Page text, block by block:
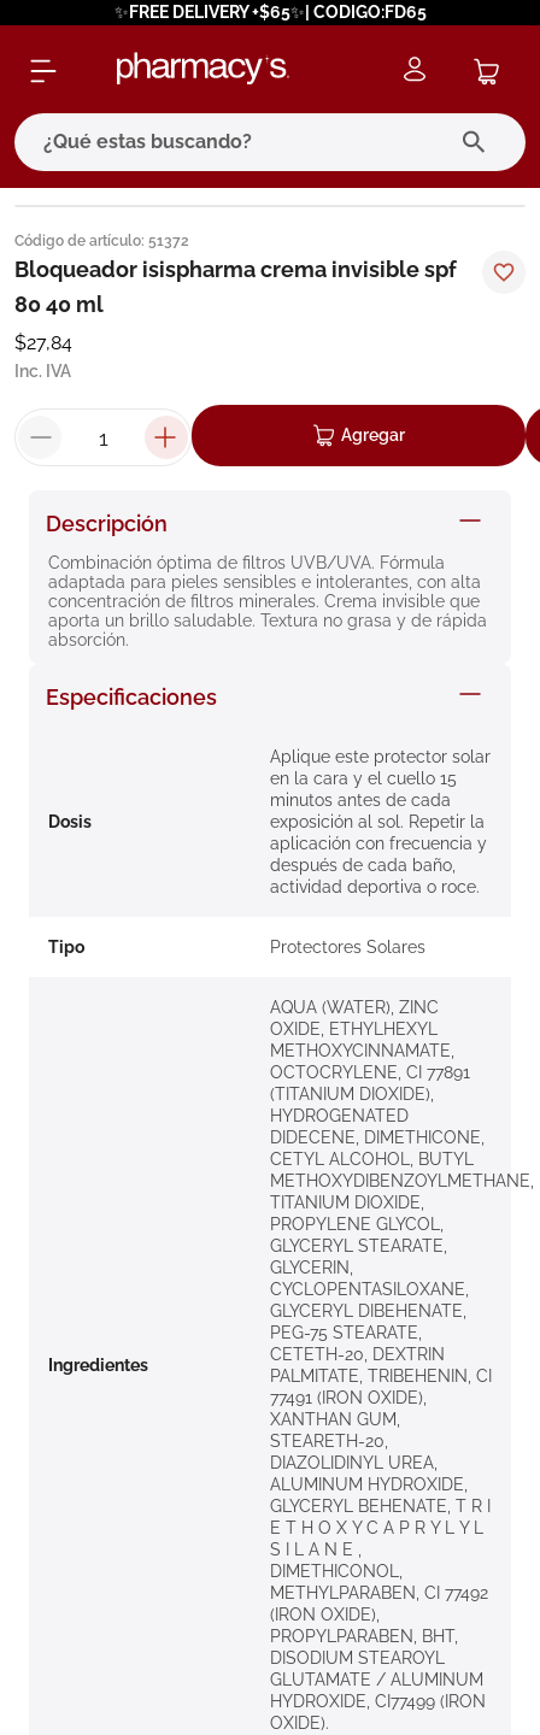
✨FREE DELIVERY +$65✨| CODIGO:FD65
¿Qué estas buscando?
Código de artículo: 51372
Bloqueador isispharma crema invisible spf
80 40 ml
$27,84
Inc. IVA
Agregar
Descripción
Combinación óptima de filtros UVB/UVA. Fórmula
adaptada para pieles sensibles e intolerantes, con alta
concentración de filtros minerales. Crema invisible que
aporta un brillo saludable. Textura no grasa y de rápida
absorción.
Especificaciones
Dosis
Aplique este protector solar
en la cara y el cuello 15
minutos antes de cada
exposición al sol. Repetir la
aplicación con frecuencia y
después de cada baño,
actividad deportiva o roce.
Tipo Protectores Solares
Ingredientes
AQUA (WATER), ZINC
OXIDE, ETHYLHEXYL
METHOXYCINNAMATE,
OCTOCRYLENE, CI 77891
(TITANIUM DIOXIDE),
HYDROGENATED
DIDECENE, DIMETHICONE,
CETYL ALCOHOL, BUTYL
METHOXYDIBENZOYLMETHANE,
TITANIUM DIOXIDE,
PROPYLENE GLYCOL,
GLYCERYL STEARATE,
GLYCERIN,
CYCLOPENTASILOXANE,
GLYCERYL DIBEHENATE,
PEG-75 STEARATE,
CETETH-20, DEXTRIN
PALMITATE, TRIBEHENIN, CI
77491 (IRON OXIDE),
XANTHAN GUM,
STEARETH-20,
DIAZOLIDINYL UREA,
ALUMINUM HYDROXIDE,
GLYCERYL BEHENATE, T R I
E T H O X Y C A P R Y L Y L
S I L A N E ,
DIMETHICONOL,
METHYLPARABEN, CI 77492
(IRON OXIDE),
PROPYLPARABEN, BHT,
DISODIUM STEAROYL
GLUTAMATE / ALUMINUM
HYDROXIDE, CI77499 (IRON
OXIDE).
términos más buscados
1. eucerin
2. protector solar
3.
cerave
7. isdin
8. roche posay
9. nivea
10.pañales